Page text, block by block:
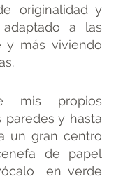
originalidad y
a las
y más viviendo
mis propios
paredes y hasta
un gran centro
de papel
en verde